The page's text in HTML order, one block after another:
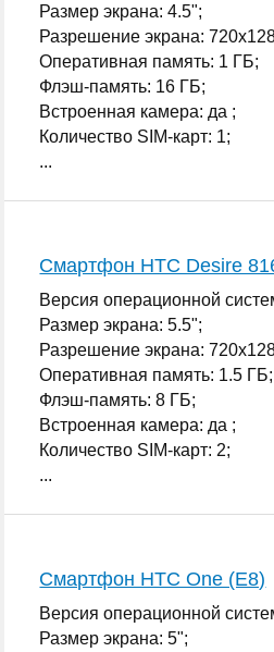
Размер экрана: 4.5";
Разрешение экрана:
Оперативная память: 1 ГБ;
Флэш-память: 16 ГБ;
Встроенная камера: да ;
Количество SIM-карт: 1;
...
Смартфон HTC Desire
Версия операционной
Размер экрана: 5.5";
Разрешение экрана:
Оперативная память: 1.5 ГБ;
Флэш-память: 8 ГБ;
Встроенная камера: да ;
Количество SIM-карт: 2;
...
Смартфон HTC One (E8)
Версия операционной
Размер экрана: 5";